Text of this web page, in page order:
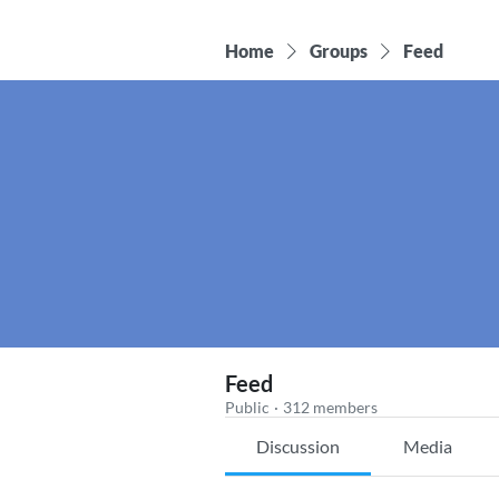
Home Groups Feed
Feed
Public · 312 members
Discussion Media